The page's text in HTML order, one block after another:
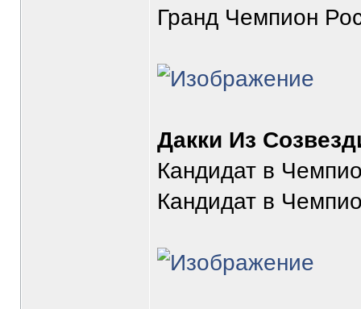
Гранд Чемпион
Дакки Из
Кандидат в
Кандидат в